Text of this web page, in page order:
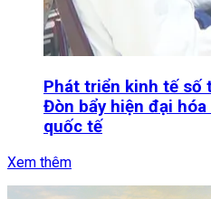
Phát triển kinh tế số
Đòn bẩy hiện đại
quốc tế
Xem thêm